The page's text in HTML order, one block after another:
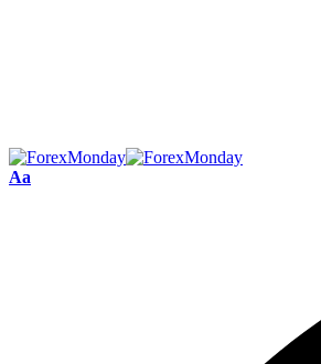
Aa